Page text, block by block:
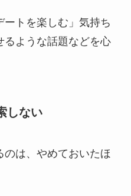
トを楽しむ」気持ち
るような話題などを心
しない
は、やめておいたほ